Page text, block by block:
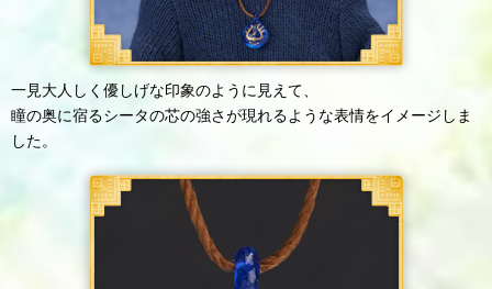
一見大人しく優しげな印象のように見えて、
瞳の奥に宿るシータの芯の強さが現れるような表情をイメージしま
した。